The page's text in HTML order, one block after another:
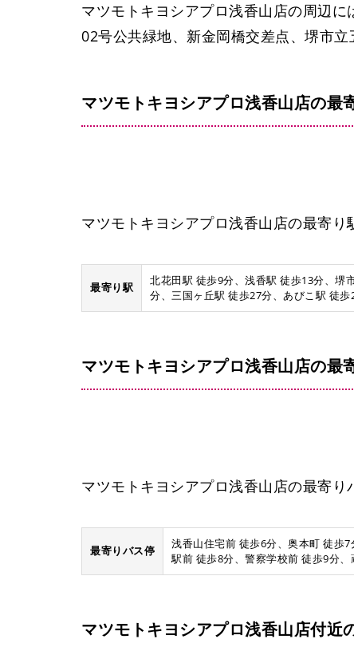
マツモトキヨシアプロ浅香山店の周辺
02号公共緑地、新金岡橋交差点、堺市立
マツモトキヨシアプロ浅香山店の最
マツモトキヨシアプロ浅香山店の最寄り
最寄り駅
北花田駅 徒歩9分、浅香駅 徒歩13分、堺
分、三国ヶ丘駅 徒歩27分、あびこ駅 徒
マツモトキヨシアプロ浅香山店の最
マツモトキヨシアプロ浅香山店の最寄り
最寄りバス停
浅香山住宅前 徒歩6分、奥本町 徒歩
駅前 徒歩8分、警察学校前 徒歩9分
マツモトキヨシアプロ浅香山店付近